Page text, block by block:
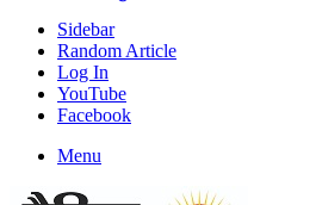
Sidebar
Random Article
Log In
YouTube
Facebook
Menu